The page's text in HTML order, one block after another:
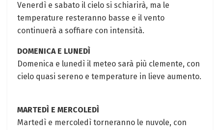
Venerdì e sabato il cielo si schiarirà, ma le
temperature resteranno basse e il vento
continuerà a soffiare con intensità.
DOMENICA E LUNEDÌ
Domenica e lunedì il meteo sarà più clemente, con
cielo quasi sereno e temperature in lieve aumento.
MARTEDÌ E MERCOLEDÌ
Martedì e mercoledì torneranno le nuvole, con